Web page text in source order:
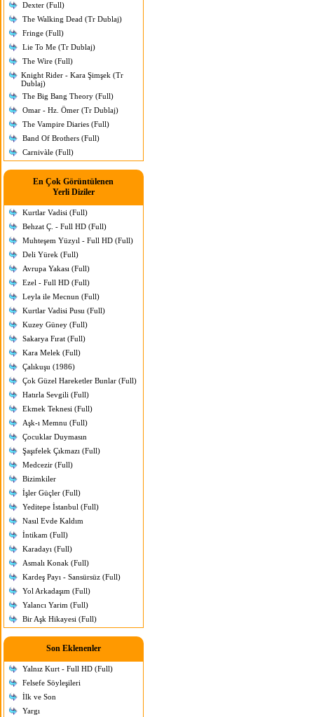
Dexter (Full)
The Walking Dead (Tr Dublaj)
Fringe (Full)
Lie To Me (Tr Dublaj)
The Wire (Full)
Knight Rider - Kara Şimşek (Tr
Dublaj)
The Big Bang Theory (Full)
Omar - Hz. Ömer (Tr Dublaj)
The Vampire Diaries (Full)
Band Of Brothers (Full)
Carnivàle (Full)
En Çok Görüntülenen
Yerli Diziler
Kurtlar Vadisi (Full)
Behzat Ç. - Full HD (Full)
Muhteşem Yüzyıl - Full HD (Full)
Deli Yürek (Full)
Avrupa Yakası (Full)
Ezel - Full HD (Full)
Leyla ile Mecnun (Full)
Kurtlar Vadisi Pusu (Full)
Kuzey Güney (Full)
Sakarya Fırat (Full)
Kara Melek (Full)
Çalıkuşu (1986)
Çok Güzel Hareketler Bunlar (Full)
Hatırla Sevgili (Full)
Ekmek Teknesi (Full)
Aşk-ı Memnu (Full)
Çocuklar Duymasın
Şaşıfelek Çıkmazı (Full)
Medcezir (Full)
Bizimkiler
İşler Güçler (Full)
Yeditepe İstanbul (Full)
Nasıl Evde Kaldım
İntikam (Full)
Karadayı (Full)
Asmalı Konak (Full)
Kardeş Payı - Sansürsüz (Full)
Yol Arkadaşım (Full)
Yalancı Yarim (Full)
Bir Aşk Hikayesi (Full)
Son Eklenenler
Yalnız Kurt - Full HD (Full)
Felsefe Söyleşileri
İlk ve Son
Yargı